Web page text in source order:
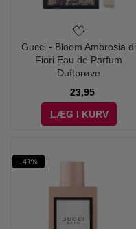
Gucci - Bloom Ambrosia di
Fiori Eau de Parfum
Duftprøve
23,95
LÆG I KURV
-41%